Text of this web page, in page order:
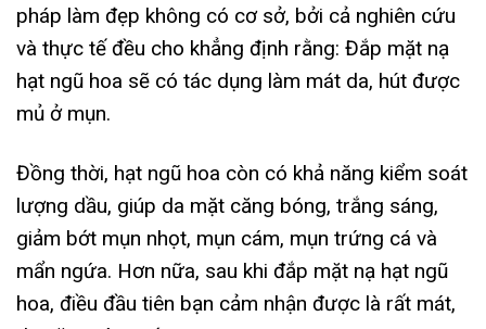
pháp làm đẹp không có cơ sở, bởi cả nghiên cứu
và thực tế đều cho khẳng định rằng: Đắp mặt nạ
hạt ngũ hoa sẽ có tác dụng làm mát da, hút được
mủ ở mụn.
Đồng thời, hạt ngũ hoa còn có khả năng kiểm soát
lượng dầu, giúp da mặt căng bóng, trắng sáng,
giảm bớt mụn nhọt, mụn cám, mụn trứng cá và
mẩn ngứa. Hơn nữa, sau khi đắp mặt nạ hạt ngũ
hoa, điều đầu tiên bạn cảm nhận được là rất mát,